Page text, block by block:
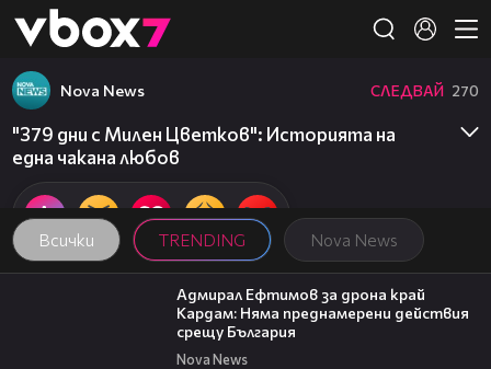
👾
Всички TRENDING Nova News
Nova News СЛЕДВАЙ 270
"379 дни с Милен Цветков": Историята на
една чакана любов
01:48
Адмирал Ефтимов за дрона край
Кардам: Няма преднамерени действия
срещу България
Nova News